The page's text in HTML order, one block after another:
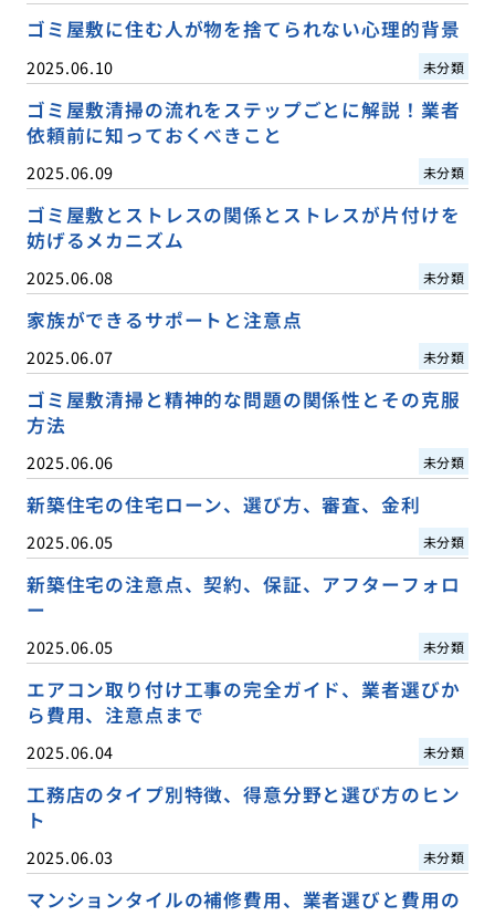
ゴミ屋敷に住む人が物を捨てられない心理的背景
2025.06.10 未分類
ゴミ屋敷清掃の流れをステップごとに解説！業者
依頼前に知っておくべきこと
2025.06.09 未分類
ゴミ屋敷とストレスの関係とストレスが片付けを
妨げるメカニズム
2025.06.08 未分類
家族ができるサポートと注意点
2025.06.07 未分類
ゴミ屋敷清掃と精神的な問題の関係性とその克服
方法
2025.06.06 未分類
新築住宅の住宅ローン、選び方、審査、金利
2025.06.05 未分類
新築住宅の注意点、契約、保証、アフターフォロ
ー
2025.06.05 未分類
エアコン取り付け工事の完全ガイド、業者選びか
ら費用、注意点まで
2025.06.04 未分類
工務店のタイプ別特徴、得意分野と選び方のヒン
ト
2025.06.03 未分類
マンションタイルの補修費用、業者選びと費用の